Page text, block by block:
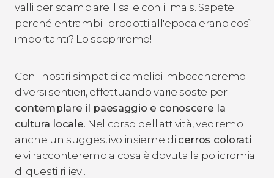
valli per scambiare il sale con il mais. Sapete
perché entrambi i prodotti all'epoca erano così
importanti? Lo scopriremo!
Con i nostri simpatici camelidi imboccheremo
diversi sentieri, effettuando varie soste per
contemplare il paesaggio e conoscere la
cultura locale. Nel corso dell'attività, vedremo
anche un suggestivo insieme di cerros colorati
e vi racconteremo a cosa è dovuta la policromia
di questi rilievi.